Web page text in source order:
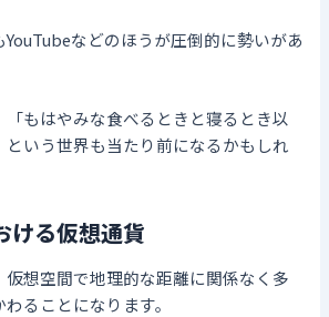
などのほうが圧倒的に勢いがあ
もはやみな食べるときと寝るとき以
いう世界も当たり前になるかもしれ
ける仮想通貨
想空間で地理的な距離に関係なく多
ることになります。